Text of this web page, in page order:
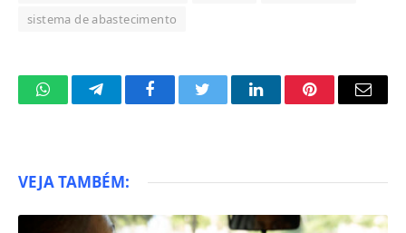
sistema de abastecimento
WhatsAppTelegramFacebookTwitter LinkedInPinterestEmail
VEJA TAMBÉM: